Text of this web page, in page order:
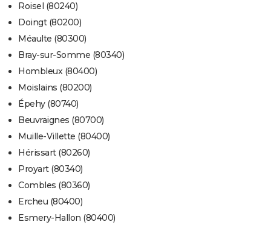
Roisel (80240)
Doingt (80200)
Méaulte (80300)
Bray-sur-Somme (80340)
Hombleux (80400)
Moislains (80200)
Épehy (80740)
Beuvraignes (80700)
Muille-Villette (80400)
Hérissart (80260)
Proyart (80340)
Combles (80360)
Ercheu (80400)
Esmery-Hallon (80400)